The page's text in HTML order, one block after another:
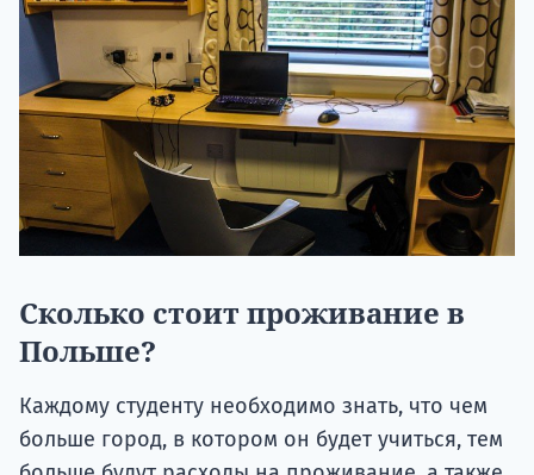
Сколько стоит проживание в
Польше?
Каждому студенту необходимо знать, что чем
больше город, в котором он будет учиться, тем